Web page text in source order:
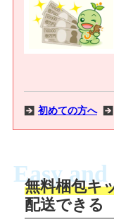
初めての方へ
商品撮影
LINEの友だち追
Easy and
無料梱包キ
配送できる